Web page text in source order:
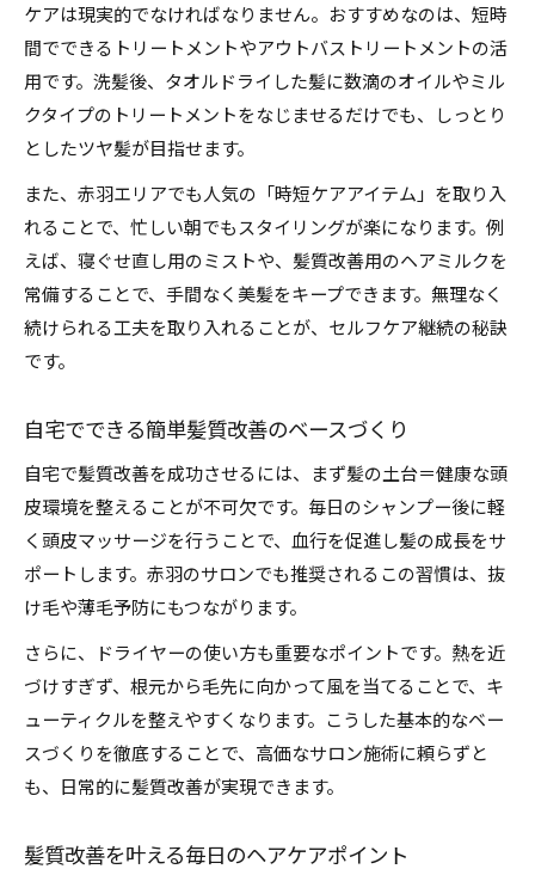
髪質改善でサラツヤ髪を目指す基本手順
赤羽発セルフケアで髪質改善を実感しよう
自宅で叶えるサラツヤ髪質改善の流れ
髪質改善のセルフケアで美髪を手に入れる
赤羽エリア流髪質改善セルフケアの進め方
続けやすい髪質改善のホームケア習慣
髪質改善を習慣化するホームケアの秘訣
続けやすい髪質改善ホームケアのポイント
ケアは現実的でなければなりません。おすすめなのは、短時
間でできるトリートメントやアウトバストリートメントの活
用です。洗髪後、タオルドライした髪に数滴のオイルやミル
クタイプのトリートメントをなじませるだけでも、しっとり
としたツヤ髪が目指せます。
また、赤羽エリアでも人気の「時短ケアアイテム」を取り入
れることで、忙しい朝でもスタイリングが楽になります。例
えば、寝ぐせ直し用のミストや、髪質改善用のヘアミルクを
常備することで、手間なく美髪をキープできます。無理なく
続けられる工夫を取り入れることが、セルフケア継続の秘訣
です。
自宅でできる簡単髪質改善のベースづくり
自宅で髪質改善を成功させるには、まず髪の土台＝健康な頭
皮環境を整えることが不可欠です。毎日のシャンプー後に軽
く頭皮マッサージを行うことで、血行を促進し髪の成長をサ
ポートします。赤羽のサロンでも推奨されるこの習慣は、抜
け毛や薄毛予防にもつながります。
さらに、ドライヤーの使い方も重要なポイントです。熱を近
づけすぎず、根元から毛先に向かって風を当てることで、キ
ューティクルを整えやすくなります。こうした基本的なベー
スづくりを徹底することで、高価なサロン施術に頼らずと
も、日常的に髪質改善が実現できます。
髪質改善を叶える毎日のヘアケアポイント